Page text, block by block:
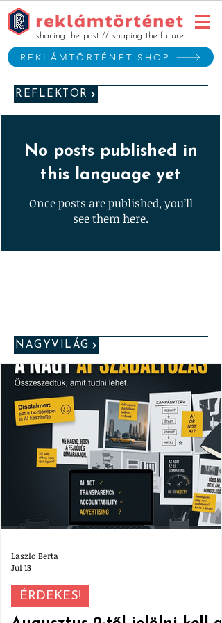
REKLÁMTÖRTÉNET SHOP
sharing the past // shaping the future
REFLEKTOR
No posts published in
this language yet
Once posts are published, you’ll
see them here.
NAGYVILÁG
ÉRDEKES!
Laszlo Berta
Jul 13